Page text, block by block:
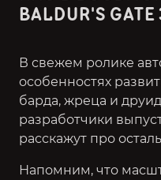
BALDUR'S GATE
В свежем ролике
особенностях
барда, жреца и
разработчики
расскажут про
Напомним, что